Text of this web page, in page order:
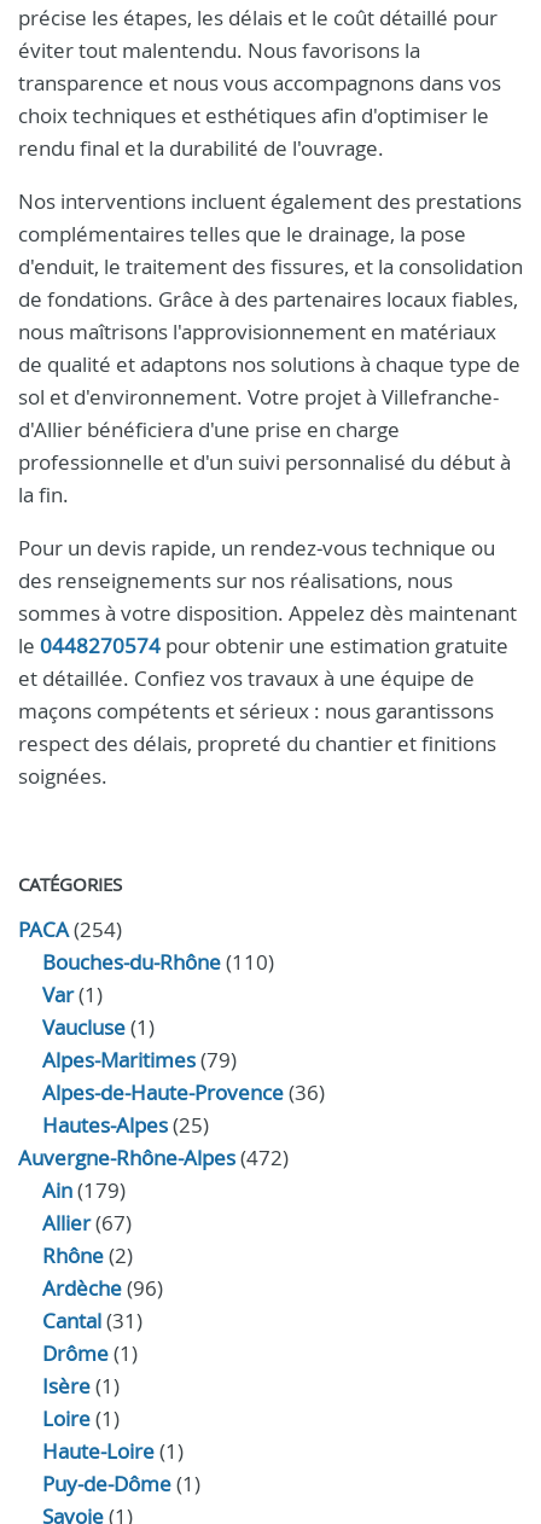
précise les étapes, les délais et le coût détaillé pour
éviter tout malentendu. Nous favorisons la
transparence et nous vous accompagnons dans vos
choix techniques et esthétiques afin d'optimiser le
rendu final et la durabilité de l'ouvrage.
Nos interventions incluent également des prestations
complémentaires telles que le drainage, la pose
d'enduit, le traitement des fissures, et la consolidation
de fondations. Grâce à des partenaires locaux fiables,
nous maîtrisons l'approvisionnement en matériaux
de qualité et adaptons nos solutions à chaque type de
sol et d'environnement. Votre projet à Villefranche-
d'Allier bénéficiera d'une prise en charge
professionnelle et d'un suivi personnalisé du début à
la fin.
Pour un devis rapide, un rendez‑vous technique ou
des renseignements sur nos réalisations, nous
sommes à votre disposition. Appelez dès maintenant
le 0448270574 pour obtenir une estimation gratuite
et détaillée. Confiez vos travaux à une équipe de
maçons compétents et sérieux : nous garantissons
respect des délais, propreté du chantier et finitions
soignées.
CATÉGORIES
PACA(254)
Bouches-du-Rhône(110)
Var(1)
Vaucluse(1)
Alpes-Maritimes(79)
Alpes-de-Haute-Provence(36)
Hautes-Alpes(25)
Auvergne-Rhône-Alpes(472)
Ain(179)
Allier(67)
Rhône(2)
Ardèche(96)
Cantal(31)
Drôme(1)
Isère(1)
Loire(1)
Haute-Loire(1)
Puy-de-Dôme(1)
Savoie(1)